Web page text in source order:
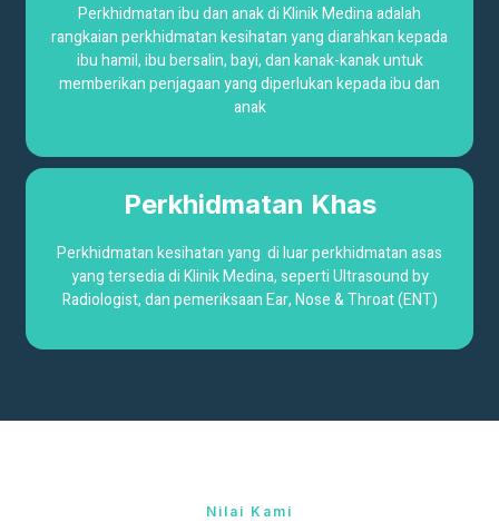
Perkhidmatan ibu dan anak di Klinik Medina adalah
rangkaian perkhidmatan kesihatan yang diarahkan kepada
ibu hamil, ibu bersalin, bayi, dan kanak-kanak untuk
memberikan penjagaan yang diperlukan kepada ibu dan
anak
Perkhidmatan Khas
Perkhidmatan kesihatan yang di luar perkhidmatan asas
yang tersedia di Klinik Medina, sepertiUltrasound by
Radiologist, dan pemeriksaan Ear, Nose & Throat (ENT)
Nilai Kami